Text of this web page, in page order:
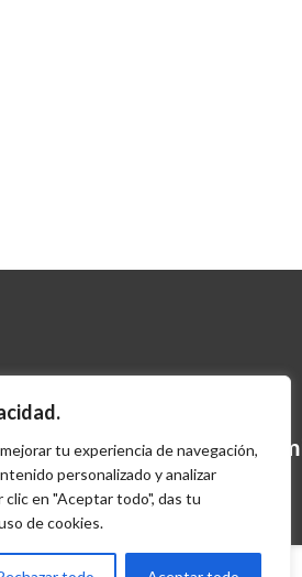
tu experiencia de navegación,
personalizado y analizar
en "Aceptar todo", das tu
de cookies.
Blades entre los latinos
8, 2015